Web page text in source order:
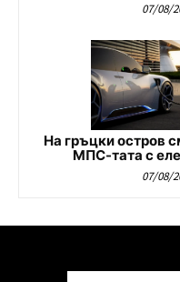
07/08/
На гръцки остров
МПС-тата с
07/08/